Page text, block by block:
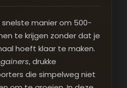
snelste manier om 500-
te krijgen zonder dat je
hoeft klaar te maken.
, drukke
die simpelweg niet